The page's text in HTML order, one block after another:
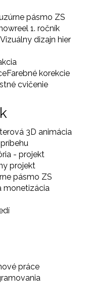
pásmo ZS
1. ročník
Vizuálny dizajn hier
Farebné korekcie
cvičenie
3D animácia
- projekt
projekt
pásmo ZS
monetizácia
práce